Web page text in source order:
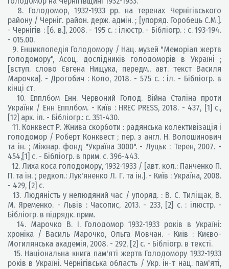
8. Голодомор, 1932-1933 рр. на теренах Чернігівського
району / Черніг. район. держ. адмін. ; [упоряд. Горобець С.М.].
- Чернігів : [б. в.], 2008. - 195 с. : ілюстр. - Бібліогр. : с. 193-194.
- 015.00.
9. Енциклопедія Голодомору / Нац. музей "Меморіал жертв
голодомору", Асоц. дослідників голодоморів в Україні ;
[вступ. слово Євгена Нищука, передм., авт. текст Василя
Марочка]. - Дрогобич : Коло, 2018. - 575 с. : іл. - Бібліогр. в
кінці ст.
10. Епплбом Енн. Червоний Голод. Війна Сталіна проти
України / Енн Епплбом. - Київ : HREC PRESS, 2018. - 437, [1] с.,
[12] арк. іл. - Бібліогр.: с. 351-430.
11. Конквест Р. Жнива скорботи : радянська колективізація і
голодомор / Роберт Конквест ; пер. з англ. Н. Волошинович
та ін. ; Міжнар. фонд "Україна 3000". - Луцьк : Терен, 2007. -
454,[1] с. - Бібліогр. в прим. с. 396-443.
12. Лиха коса голодомору, 1932-1933 / [авт. кол.: Панченко П.
П. та ін. ; редкол.: Лук'яненко Л. Г. та ін.]. - Київ : Україна, 2008.
- 429, [2] с.
13. Людяність у нелюдяний час / упоряд. : В. С. Тиліщак, В.
М. Яременко. - Львів : Часопис, 2013. - 233, [2] с. : ілюстр. -
Бібліогр. в підрядк. прим.
14. Марочко В. І. Голодомор 1932-1933 років в Україні:
хроніка / Василь Марочко, Ольга Мовчан. - Київ : Києво-
Могилянська академія, 2008. - 292, [2] с. - Бібліогр. в тексті.
15. Національна книга пам'яті жертв Голодомору 1932-1933
років в Україні. Чернігівська область / Укр. ін-т нац. пам'яті,